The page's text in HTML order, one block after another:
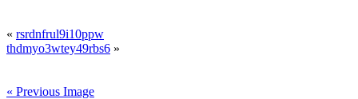
« rsrdnfrul9i10ppw
thdmyo3wtey49rbs6 »
« Previous Image